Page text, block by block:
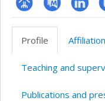
Page
professionnelle
PubMedLinkedIn
Profile
Teaching and
Publications and